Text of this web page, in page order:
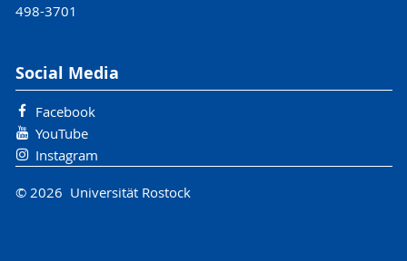
498-3701
Social Media
Facebook
YouTube
Instagram
© 2026 Universität Rostock